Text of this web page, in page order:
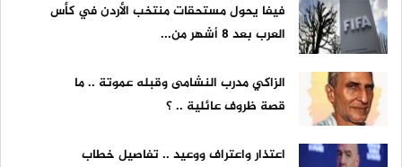
فيفا يحول مستحقات منتخب الأردن في كأس
العرب بعد 8 أشهر من...
الزاكي مدرب النشامى وقبله عموتة .. ما
قصة ظروف عائلية .. ؟
اعتذار واعتراف ووعيد .. تفاصيل خطاب